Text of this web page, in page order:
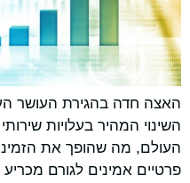
השינוי המהיר בעלויות
העולם, מה שהופך את
פרטיים אמינים לגורם